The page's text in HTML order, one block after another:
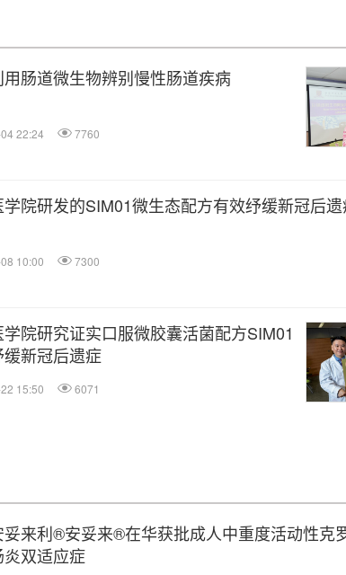
用肠道微生物辨别慢性肠道疾病
22:24 7760
学院研发的SIM01微生态配方有效纾缓新冠后
10:00 7300
院研究证实口服微胶囊活菌配方SIM01
缓新冠后遗症
15:50 6071
妥来利®安妥来®在华获批成人中重度活动性克
双适应症